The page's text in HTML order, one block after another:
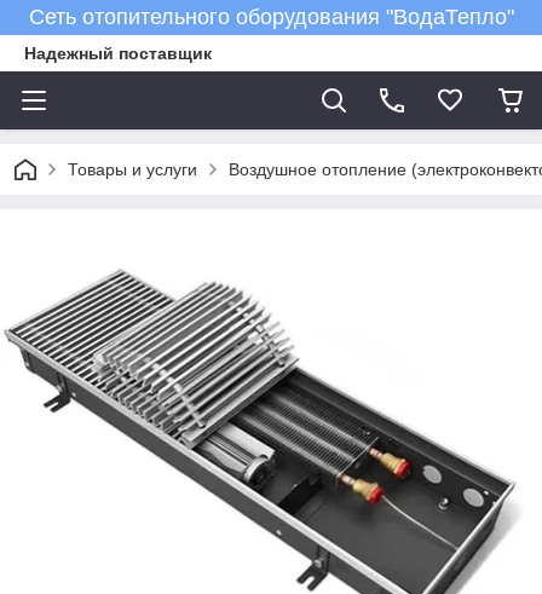
Сеть отопительного оборудования "ВодаТепло"
Надежный поставщик
Товары и услуги Воздушное отопление